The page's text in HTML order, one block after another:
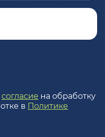
согласие на обработку
в Политике